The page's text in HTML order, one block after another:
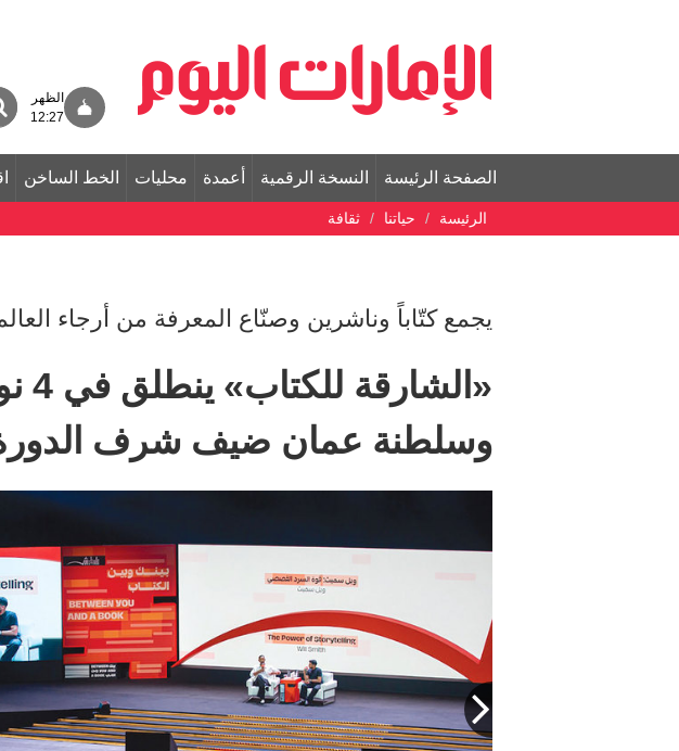
الظهر
12:27
الصفحة الرئيسة النسخة الرقمية أعمدة محليات الخط الساخن
الرئيسة حياتنا ثقافة
يجمع كتّاباً وناشرين وصنّاع المعرفة من أرجاء
وسلطنة عمان ضيف شرف الدورة